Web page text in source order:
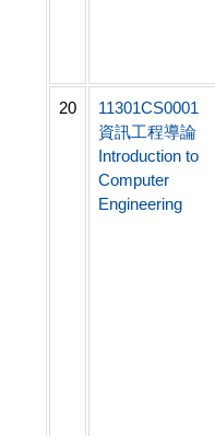
20
11301CS0001
資訊工程導論
Introduction to
Computer
Engineering